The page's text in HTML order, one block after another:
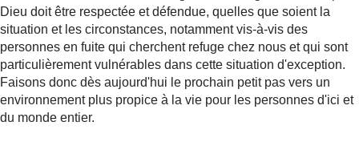
Dieu doit être respectée et défendue, quelles que soient la
situation et les circonstances, notamment vis-à-vis des
personnes en fuite qui cherchent refuge chez nous et qui sont
particulièrement vulnérables dans cette situation d'exception.
Faisons donc dès aujourd'hui le prochain petit pas vers un
environnement plus propice à la vie pour les personnes d'ici et
du monde entier.